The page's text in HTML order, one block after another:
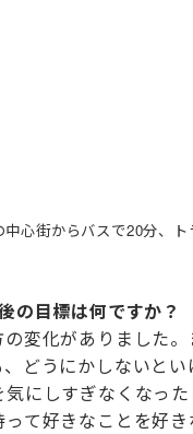
中心街からバスで20分、
の目標は何ですか？
変化がありました
どうにかしないと
にしすぎなくなっ
て好きなことを好